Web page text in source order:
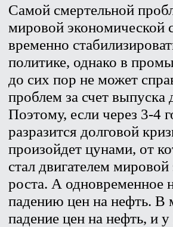
Самой смертельной
мировой экономической
временно
политике, однако в
до сих пор не может
проблем за счет
Поэтому, если через 3-4
разразится долговой
произойдет цунами, от
стал двигателем
роста. А одновременное
падению цен на нефть. В
падение цен на нефть, и